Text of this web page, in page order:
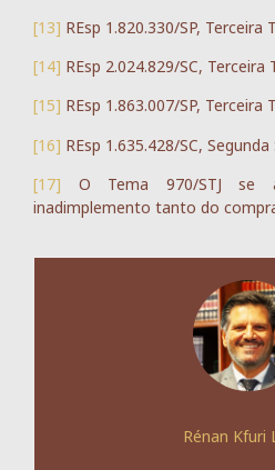
[13] REsp 1.820.330/SP, Terceira
[14] REsp 2.024.829/SC,
[15] REsp 1.863.007/SP, Terceira
[16] REsp 1.635.428/SC,
[17] O Tema 970/STJ se
inadimplemento tanto do
Rénan Kfuri